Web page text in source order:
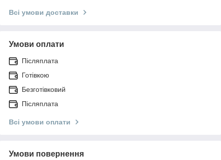
Всі умови доставки
Умови оплати
Післяплата
Готівкою
Безготівковий
Післяплата
Всі умови оплати
Умови повернення